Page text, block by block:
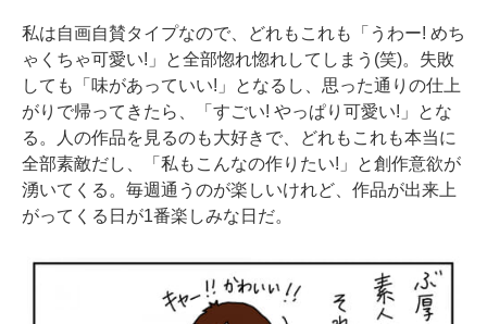
私は自画自賛タイプなので、どれもこれも「うわー! めち
ゃくちゃ可愛い!」と全部惚れ惚れしてしまう(笑)。失敗
しても「味があっていい!」となるし、思った通りの仕上
がりで帰ってきたら、「すごい! やっぱり可愛い!」とな
る。人の作品を見るのも大好きで、どれもこれも本当に
全部素敵だし、「私もこんなの作りたい!」と創作意欲が
湧いてくる。毎週通うのが楽しいけれど、作品が出来上
がってくる日が1番楽しみな日だ。